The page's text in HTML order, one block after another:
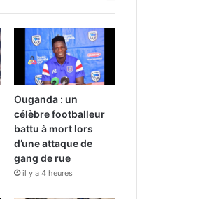
Ouganda : un
célèbre footballeur
battu à mort lors
d’une attaque de
gang de rue
il y a 4 heures